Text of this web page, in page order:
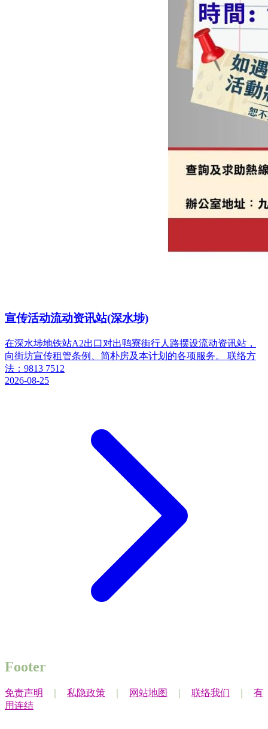
宣传活动流动资讯站(深水埗)
在深水埗地铁站A2出口对出鸭寮街行人路摆设流动资讯站，
向街坊宣传租管条例、简朴房及本计划的各项服务。 联络方
法：9813 7512
2026-08-25
Footer
免责声明 私隐政策 网站地图 联络我们
有
用连结